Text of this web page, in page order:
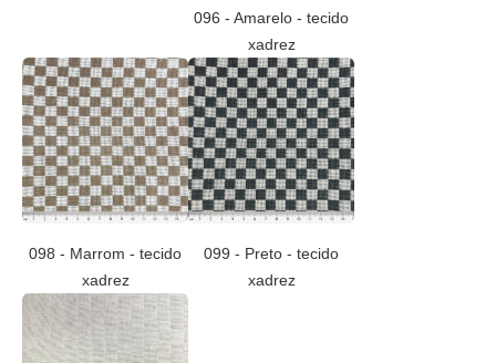
096 - Amarelo - tecido
xadrez
098 - Marrom - tecido
xadrez
099 - Preto - tecido
xadrez